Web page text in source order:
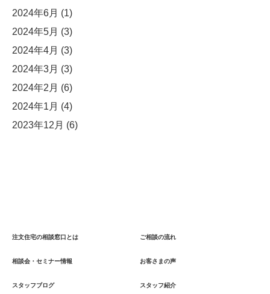
2024年6月 (1)
2024年5月 (3)
2024年4月 (3)
2024年3月 (3)
2024年2月 (6)
2024年1月 (4)
2023年12月 (6)
注文住宅の相談窓口とは ご相談の流れ
相談会・セミナー情報 お客さまの声
スタッフブログ スタッフ紹介